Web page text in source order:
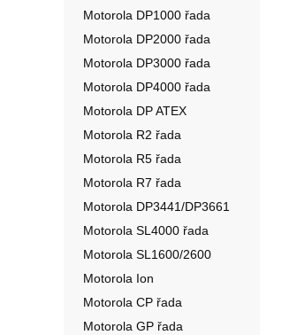
Motorola DP1000 řada
Motorola DP2000 řada
Motorola DP3000 řada
Motorola DP4000 řada
Motorola DP ATEX
Motorola R2 řada
Motorola R5 řada
Motorola R7 řada
Motorola DP3441/DP3661
Motorola SL4000 řada
Motorola SL1600/2600
Motorola Ion
Motorola CP řada
Motorola GP řada